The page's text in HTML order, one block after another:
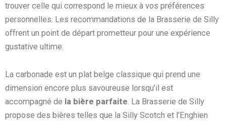
trouver celle qui correspond le mieux à vos préférences
personnelles. Les recommandations de la Brasserie de Silly
offrent un point de départ prometteur pour une expérience
gustative ultime.
La carbonade est un plat belge classique qui prend une
dimension encore plus savoureuse lorsqu’il est
accompagné de la bière parfaite. La Brasserie de Silly
propose des bières telles que la Silly Scotch et l’Enghien